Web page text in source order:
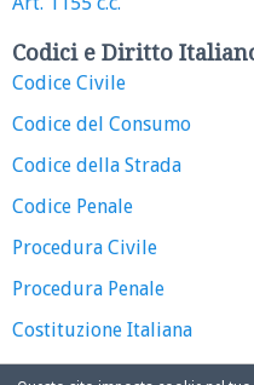
Codici e Diritto
Codice Civile
Codice del Consumo
Codice della Strada
Codice Penale
Procedura Civile
Procedura Penale
Costituzione Italiana